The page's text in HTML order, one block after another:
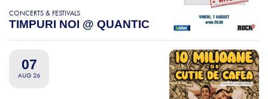
CONCERTS & FESTIVALS
TIMPURI NOI @ QUANTIC
07
AUG 26